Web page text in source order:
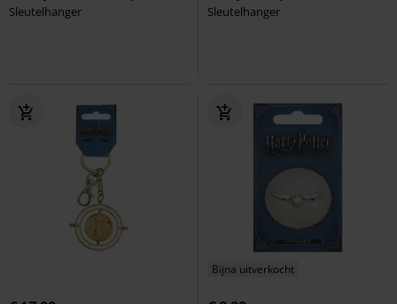
Sleutelhanger
Sleutelhanger
Bijna uitverkocht